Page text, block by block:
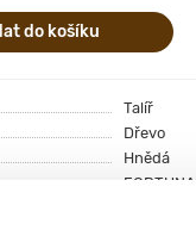
do košíku
Talíř
Dřevo
Hnědá